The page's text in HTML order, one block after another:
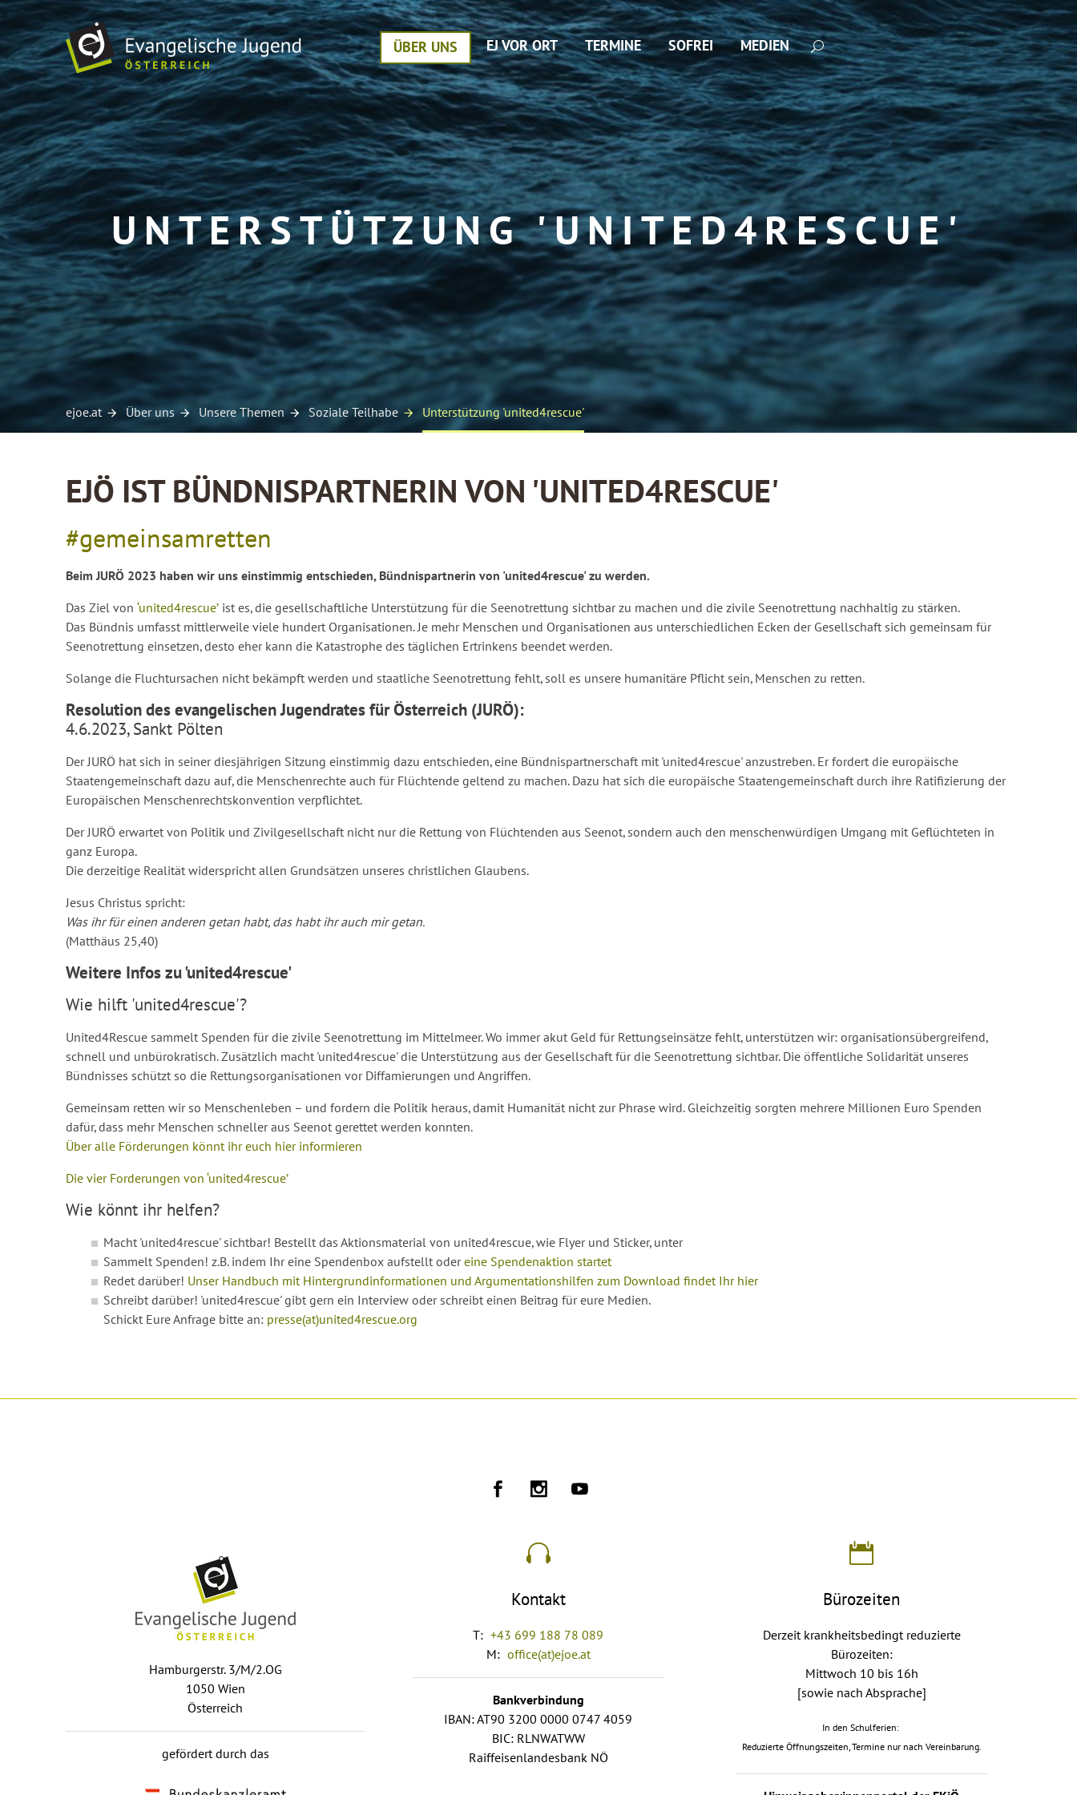
ÜBER UNS EJ VOR ORT TERMINE SOFREI MEDIEN
UNTERSTÜTZUNG 'UNITED4RESCUE'
ejoe.at Über uns Unsere Themen Soziale Teilhabe Unterstützung 'united4rescue'
EJÖ IST BÜNDNISPARTNERIN VON 'UNITED4RESCUE'
#gemeinsamretten
Beim JURÖ 2023 haben wir uns einstimmig entschieden, Bündnispartnerin von 'united4rescue' zu werden.
Das Ziel von ‘united4rescue’ ist es, die gesellschaftliche Unterstützung für die Seenotrettung sichtbar zu machen und die zivile Seenotrettung nachhaltig zu stärken.
Das Bündnis umfasst mittlerweile viele hundert Organisationen. Je mehr Menschen und Organisationen aus unterschiedlichen Ecken der Gesellschaft sich gemeinsam für
Seenotrettung einsetzen, desto eher kann die Katastrophe des täglichen Ertrinkens beendet werden.
Solange die Fluchtursachen nicht bekämpft werden und staatliche Seenotrettung fehlt, soll es unsere humanitäre Pflicht sein, Menschen zu retten.
Resolution des evangelischen Jugendrates für Österreich (JURÖ):
4.6.2023, Sankt Pölten
Der JURÖ hat sich in seiner diesjährigen Sitzung einstimmig dazu entschieden, eine Bündnispartnerschaft mit 'united4rescue' anzustreben. Er fordert die europäische
Staatengemeinschaft dazu auf, die Menschenrechte auch für Flüchtende geltend zu machen. Dazu hat sich die europäische Staatengemeinschaft durch ihre Ratifizierung der
Europäischen Menschenrechtskonvention verpflichtet.
Der JURÖ erwartet von Politik und Zivilgesellschaft nicht nur die Rettung von Flüchtenden aus Seenot, sondern auch den menschenwürdigen Umgang mit Geflüchteten in
ganz Europa.
Die derzeitige Realität widerspricht allen Grundsätzen unseres christlichen Glaubens.
Jesus Christus spricht:
Was ihr für einen anderen getan habt, das habt ihr auch mir getan.
(Matthäus 25,40)
Weitere Infos zu 'united4rescue'
Wie hilft 'united4rescue'?
United4Rescue sammelt Spenden für die zivile Seenotrettung im Mittelmeer. Wo immer akut Geld für Rettungseinsätze fehlt, unterstützen wir: organisationsübergreifend,
schnell und unbürokratisch. Zusätzlich macht 'united4rescue' die Unterstützung aus der Gesellschaft für die Seenotrettung sichtbar. Die öffentliche Solidarität unseres
Bündnisses schützt so die Rettungsorganisationen vor Diffamierungen und Angriffen.
Gemeinsam retten wir so Menschenleben – und fordern die Politik heraus, damit Humanität nicht zur Phrase wird. Gleichzeitig sorgten mehrere Millionen Euro Spenden
dafür, dass mehr Menschen schneller aus Seenot gerettet werden konnten.
Über alle Förderungen könnt ihr euch hier informieren
Die vier Forderungen von ‘united4rescue’
Wie könnt ihr helfen?
Macht 'united4rescue' sichtbar! Bestellt das Aktionsmaterial von united4rescue, wie Flyer und Sticker, unter
Sammelt Spenden! z.B. indem Ihr eine Spendenbox aufstellt odereine Spendenaktion startet
Redet darüber! Unser Handbuch mit Hintergrundinformationen und Argumentationshilfen zum Download findet Ihr hier
Schreibt darüber! 'united4rescue' gibt gern ein Interview oder schreibt einen Beitrag für eure Medien.
Schickt Eure Anfrage bitte an: presse(at)united4rescue.org
Hamburgerstr. 3/M/2.OG
1050 Wien
Österreich
gefördert durch das
Kontakt
T: +43 699 188 78 089
M: office(at)ejoe.at
Bankverbindung
IBAN: AT90 3200 0000 0747 4059
BIC: RLNWATWW
Raiffeisenlandesbank NÖ
Bürozeiten
Derzeit krankheitsbedingt reduzierte
Bürozeiten:
Mittwoch 10 bis 16h
[sowie nach Absprache]
In den Schulferien:
Reduzierte Öffnungszeiten, Termine nur nach Vereinbarung.